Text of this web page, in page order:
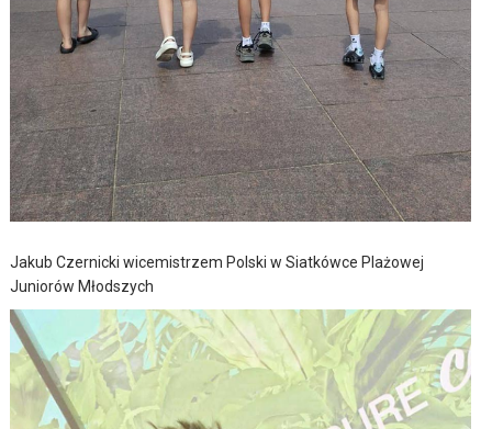
Jakub Czernicki wicemistrzem Polski w Siatkówce Plażowej
Juniorów Młodszych